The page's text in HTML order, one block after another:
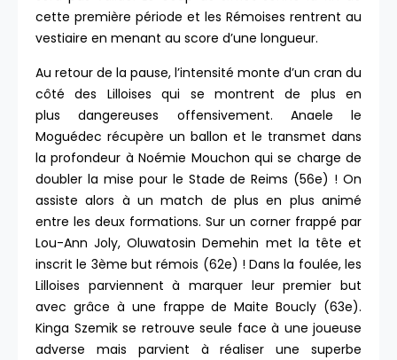
cette première période et les Rémoises rentrent au
vestiaire en menant au score d’une longueur.
Au retour de la pause, l’intensité monte d’un cran du
côté des Lilloises qui se montrent de plus en
plus dangereuses offensivement. Anaele le
Moguédec récupère un ballon et le transmet dans
la profondeur à Noémie Mouchon qui se charge de
doubler la mise pour le Stade de Reims (56e) ! On
assiste alors à un match de plus en plus animé
entre les deux formations. Sur un corner frappé par
Lou-Ann Joly, Oluwatosin Demehin met la tête et
inscrit le 3ème but rémois (62e) ! Dans la foulée, les
Lilloises parviennent à marquer leur premier but
avec grâce à une frappe de Maite Boucly (63e).
Kinga Szemik se retrouve seule face à une joueuse
adverse mais parvient à réaliser une superbe